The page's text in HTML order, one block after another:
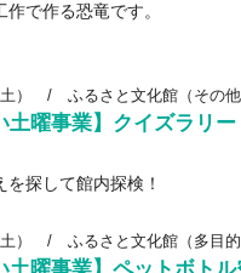
作で作る恐竜です。
） / ふるさと文化館（その他
土曜事業】クイズラリ
を探して館内探検！
） / ふるさと文化館（多目的